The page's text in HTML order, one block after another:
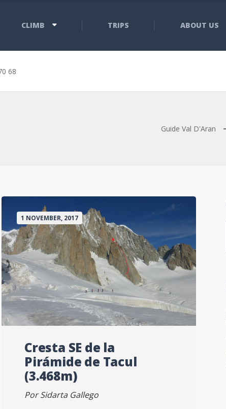
CLIMB TRIPS ABOUT US
68
Guide Val D'Aran
1 NOVEMBER, 2017
Cresta SE de la
Pirámide de Tacul
(3.468m)
Por Sidarta Gallego